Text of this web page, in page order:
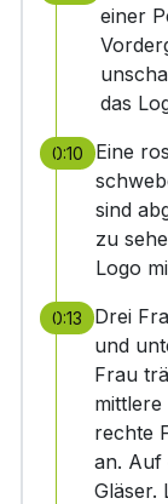
einer
das
0:10
Eine
sind
zu
Logo
0:13
Drei
und
Frau
mittlere
rechte
an. Auf
Gläser.